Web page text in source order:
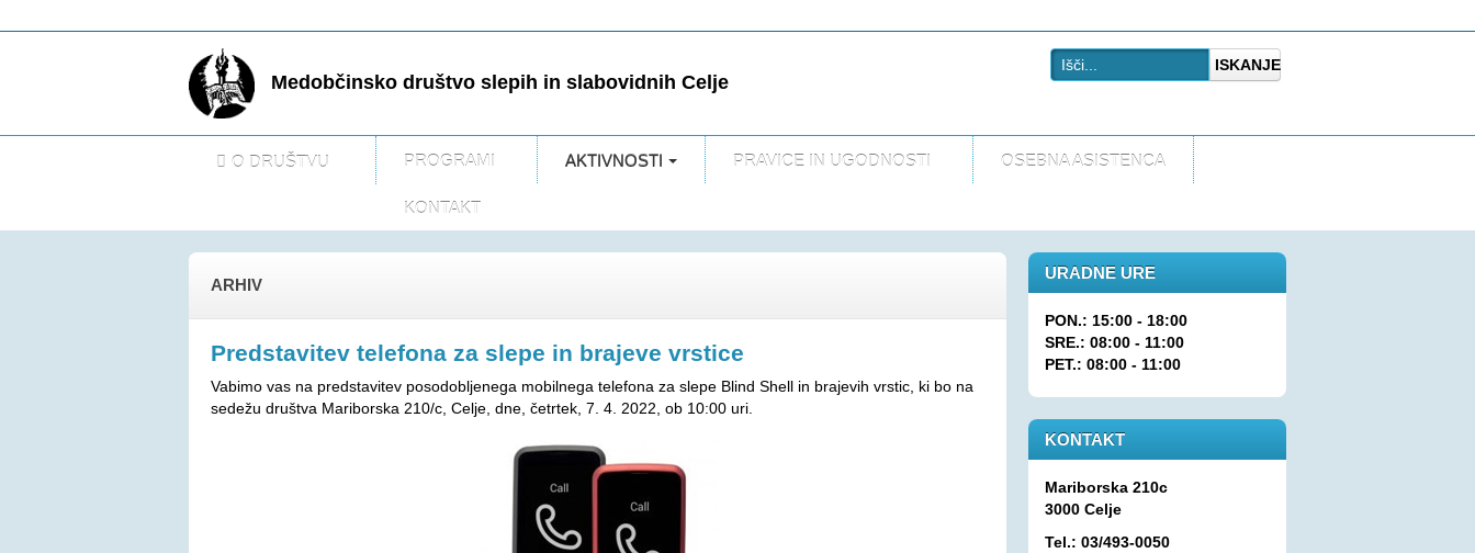
Medobčinsko društvo slepih in slabovidnih Celje
ISKANJE
O DRUŠTVU PROGRAMI AKTIVNOSTI PRAVICE IN UGODNOSTI OSEBNA ASISTENCA
KONTAKT
ARHIV
Predstavitev telefona za slepe in brajeve vrstice
Vabimo vas na predstavitev posodobljenega mobilnega telefona za slepe Blind Shell in brajevih vrstic, ki bo na
sedežu društva Mariborska 210/c, Celje, dne, četrtek, 7. 4. 2022, ob 10:00 uri.
URADNE URE
PON.: 15:00 - 18:00
SRE.: 08:00 - 11:00
PET.: 08:00 - 11:00
KONTAKT
Mariborska 210c
3000 Celje
Tel.: 03/493-0050